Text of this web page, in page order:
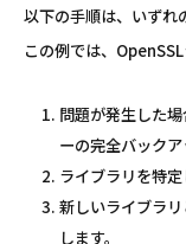
以下の手順は、いずれ
この例では、
問題が発生した
ーの完全バックア
ライブラリを特
新しいライブラ
します。